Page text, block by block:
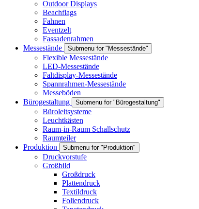
Outdoor Displays
Beachflags
Fahnen
Eventzelt
Fassadenrahmen
Messestände
Submenu for "Messestände"
Flexible Messestände
LED-Messestände
Faltdisplay-Messestände
Spannrahmen-Messestände
Messeböden
Bürogestaltung
Submenu for "Bürogestaltung"
Büroleitsysteme
Leuchtkästen
Raum-in-Raum Schallschutz
Raumteiler
Produktion
Submenu for "Produktion"
Druckvorstufe
Großbild
Großdruck
Plattendruck
Textildruck
Foliendruck